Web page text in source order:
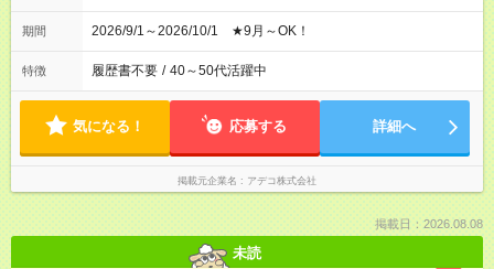
期間 2026/9/1～2026/10/1 ★9月～OK！
特徴 履歴書不要 / 40～50代活躍中
気になる！ 応募する 詳細へ
掲載元企業名 アデコ株式会社
掲載日：2026.08.08
未読